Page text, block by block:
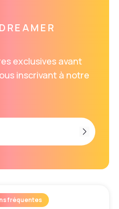
exclusives avant
inscrivant à notre
fréquentes